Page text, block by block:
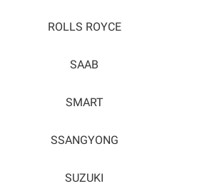
ROLLS ROYCE
SAAB
SMART
SSANGYONG
SUZUKI